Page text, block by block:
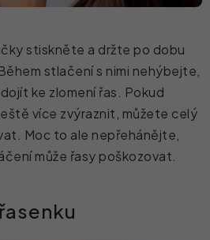
stiskněte a držte po dobu
stlačení s nimi nehýbejte,
ke zlomení řas. Pokud
více zvýraznit, můžete celý
Moc to ale nepřehánějte,
může řasy poškozovat.